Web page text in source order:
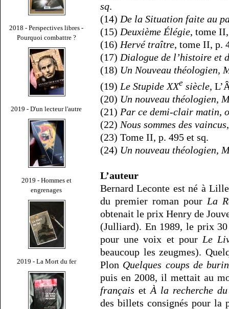
2018 - Perspectives libres -
Pourquoi combattre ?
2019 - D'un lecteur l'autre
2019 - Hommes et
engrenages
2019 - La Mort du fer
sq.
(14) De la Situation faite au
(15) Deuxième Élégie, tome
(16) Hervé traître, tome II, p.
(17) Dialogue de l’histoire et
(18) Un Nouveau théologien,
(19) Le Stupide XXe siècle,
(20) Un nouveau théologien,
(21) Par ce demi-clair matin,
(22) Nous sommes des vaincus
(23) Tome II, p. 495 et sq.
(24) Un nouveau théologien,
L’auteur
Bernard Leconte est né à
du premier roman pour La
obtenait le prix Henry de
(Julliard). En 1989, le prix
pour une voix et pour Le
beaucoup les zeugmes).
Plon Quelques coups de
puis en 2008, il mettait au
français et À la recherche
des billets consignés pour la